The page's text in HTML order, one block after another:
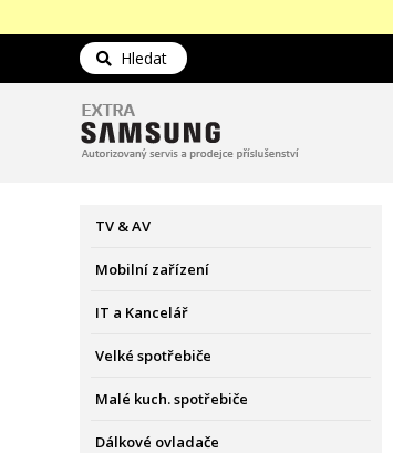
Hledat
TV & AV
Mobilní zařízení
IT a Kancelář
Velké spotřebiče
Malé kuch. spotřebiče
Dálkové ovladače